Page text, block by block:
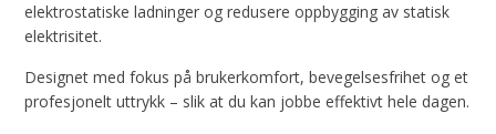
elektrostatiske ladninger og redusere oppbygging av statisk
elektrisitet.
Designet med fokus på brukerkomfort, bevegelsesfrihet og et
profesjonelt uttrykk – slik at du kan jobbe effektivt hele dagen.